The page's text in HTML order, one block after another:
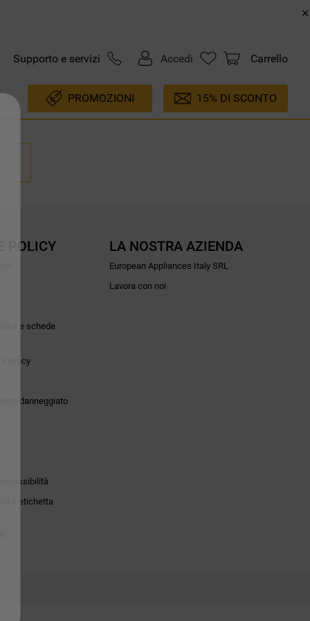
Supporto e servizi Accedi Carrello
PROMOZIONI 15% DI SCONTO
POLICY
e schede
Privacy
danneggiato
e etichetta
LA NOSTRA AZIENDA
European Appliances Italy SRL
Lavora con noi